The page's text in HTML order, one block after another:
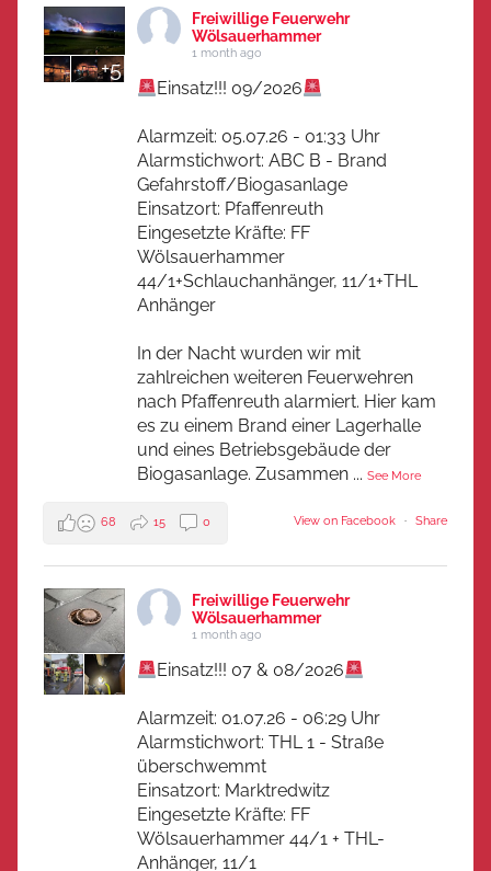
Freiwillige Feuerwehr
Wölsauerhammer
1 month ago
Einsatz!!! 09/2026
Alarmzeit: 05.07.26 - 01:33 Uhr
Alarmstichwort: ABC B - Brand
Gefahrstoff/Biogasanlage
Einsatzort: Pfaffenreuth
Eingesetzte Kräfte: FF
Wölsauerhammer
44/1+Schlauchanhänger, 11/1+THL
Anhänger
In der Nacht wurden wir mit
zahlreichen weiteren Feuerwehren
nach Pfaffenreuth alarmiert. Hier kam
es zu einem Brand einer Lagerhalle
und eines Betriebsgebäude der
Biogasanlage. Zusammen ... See More
+5
View on Facebook · Share
68 15 0
Freiwillige Feuerwehr
Wölsauerhammer
1 month ago
Einsatz!!! 07 & 08/2026
Alarmzeit: 01.07.26 - 06:29 Uhr
Alarmstichwort: THL 1 - Straße
überschwemmt
Einsatzort: Marktredwitz
Eingesetzte Kräfte: FF
Wölsauerhammer 44/1 + THL-
Anhänger, 11/1